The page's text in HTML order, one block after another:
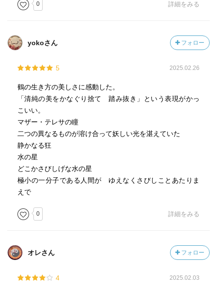
0 詳細をみる
yokoさん フォロー
5 2025.02.26
鶴の生き方の美しさに感動した。
「清純の美をかなぐり捨て 踏み抜き」という表現がかっ
こいい。
マザー・テレサの瞳
二つの異なるものが溶け合って妖しい光を湛えていた
静かなる狂
水の星
どこかさびしげな水の星
極小の一分子である人間が ゆえなくさびしことあたりま
えで
0 詳細をみる
オレさん フォロー
4 2025.02.03